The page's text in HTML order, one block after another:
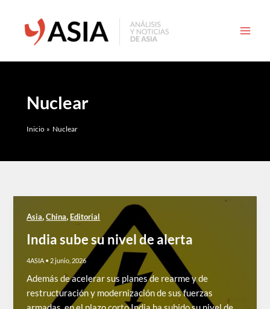
contenido
Nuclear
Inicio Nuclear
Asia,China, Editorial
India sube su nivel de alerta
4ASIA • 2 junio, 2026
Además de acelerar sus planes de rearme y de
restructuración y modernización de sus fuerzas